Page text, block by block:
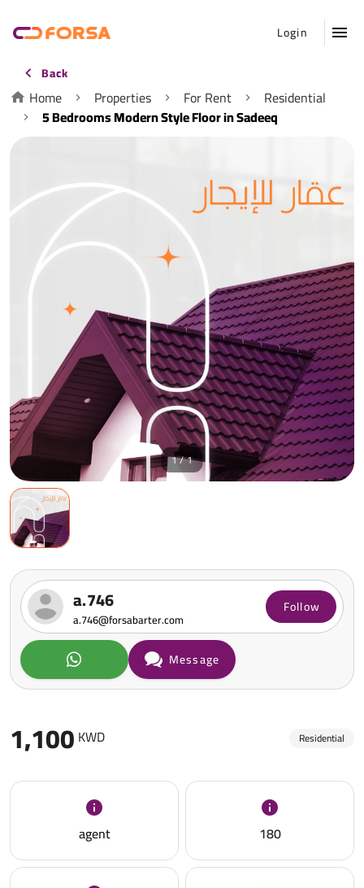
Login
Back
Home Properties For Rent
Residential
5 Bedrooms Modern Style Floor in Sadeeq
1,100 KWD Residential
agent 180
1 / 1
a.746
a.746@forsabarter.com
Follow
Message